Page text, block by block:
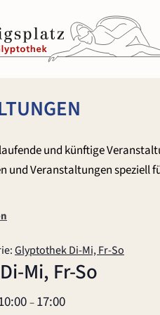
und künftige
und Veranstaltungen speziell
Glyptothek Di-Mi, Fr-So
Mi, Fr-So
–17:00